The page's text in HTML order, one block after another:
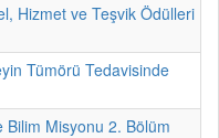
Hizmet ve Teşvik Ödülleri
Tümörü Tedavisinde
Bilim Misyonu 2. Bölüm